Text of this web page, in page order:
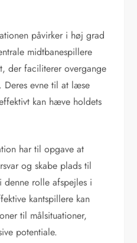
påvirker i høj grad
midtbanespillere
der faciliterer overgange
Deres evne til at læse
kan hæve holdets
har til opgave at
og skabe plads til
denne rolle afspejles i
kantspillere kan
til målsituationer,
potentiale.